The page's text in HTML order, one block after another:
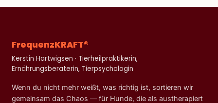
FrequenzKRAFT®
Kerstin Hartwigsen · Tierheilpraktikerin,
Ernährungsberaterin, Tierpsychologin
Wenn du nicht mehr weißt, was richtig ist, sortieren wir
gemeinsam das Chaos — für Hunde, die als austherapiert